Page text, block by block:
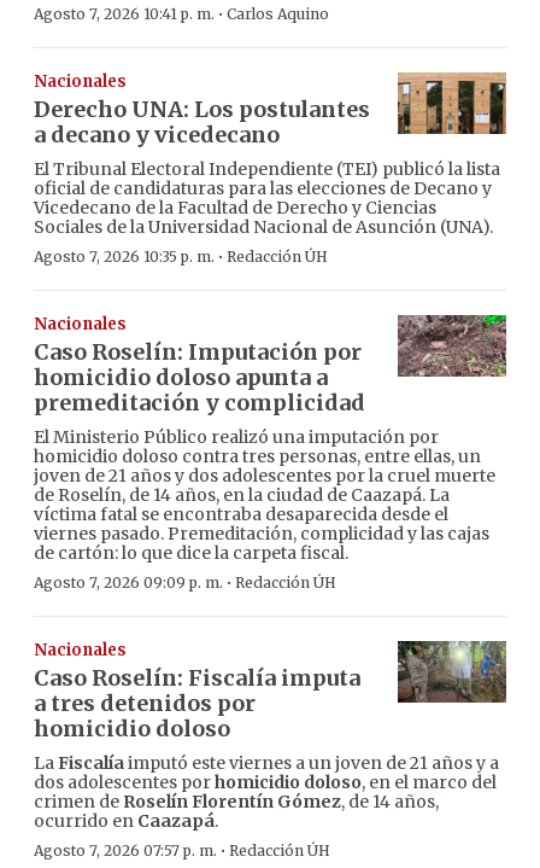
Agosto 7, 2026 10:41 p. m. · Carlos Aquino
Nacionales
Derecho UNA: Los postulantes
a decano y vicedecano
El Tribunal Electoral Independiente (TEI) publicó la lista
oficial de candidaturas para las elecciones de Decano y
Vicedecano de la Facultad de Derecho y Ciencias
Sociales de la Universidad Nacional de Asunción (UNA).
Agosto 7, 2026 10:35 p. m. · Redacción ÚH
Nacionales
Caso Roselín: Imputación por
homicidio doloso apunta a
premeditación y complicidad
El Ministerio Público realizó una imputación por
homicidio doloso contra tres personas, entre ellas, un
joven de 21 años y dos adolescentes por la cruel muerte
de Roselín, de 14 años, en la ciudad de Caazapá. La
víctima fatal se encontraba desaparecida desde el
viernes pasado. Premeditación, complicidad y las cajas
de cartón: lo que dice la carpeta fiscal.
Agosto 7, 2026 09:09 p. m. · Redacción ÚH
Nacionales
Caso Roselín: Fiscalía imputa
a tres detenidos por
homicidio doloso
LaFiscalíaimputó este viernes a un joven de 21 años y a
dos adolescentes porhomicidio doloso, en el marco del
crimen de Roselín Florentín Gómez, de 14 años,
ocurrido en Caazapá.
Agosto 7, 2026 07:57 p. m. · Redacción ÚH